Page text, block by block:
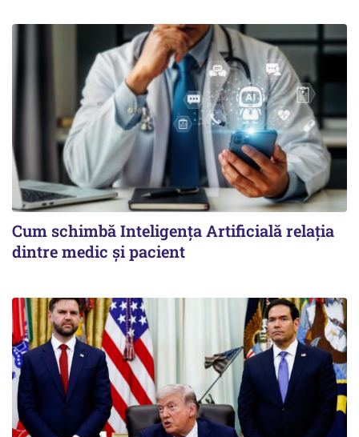
Cum schimbă Inteligența Artificială relația
dintre medic și pacient